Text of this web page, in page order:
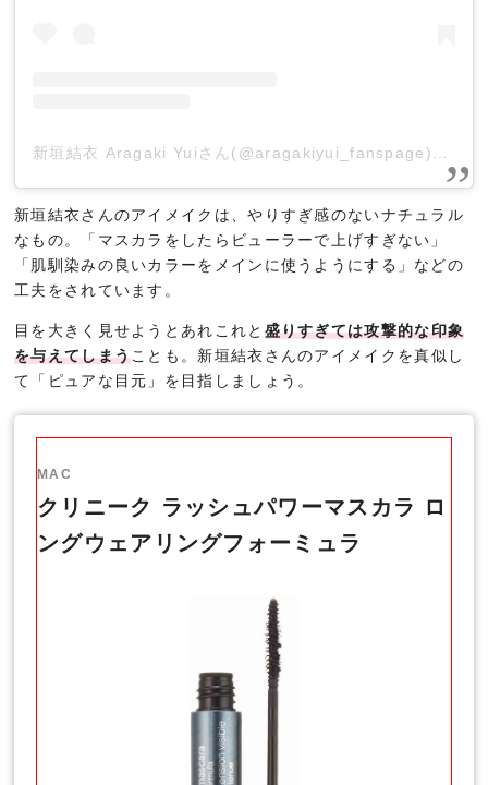
新垣結衣さんのアイメイクは、やりすぎ感のないナチュラル
なもの。「マスカラをしたらビューラーで上げすぎない」
「肌馴染みの良いカラーをメインに使うようにする」などの
工夫をされています。
目を大きく見せようとあれこれと 盛りすぎては攻撃的な印象
を与えてしまうことも。新垣結衣さんのアイメイクを真似し
て「ピュアな目元」を目指しましょう。
MAC
クリニーク ラッシュパワーマスカラ ロ
ングウェアリングフォーミュラ